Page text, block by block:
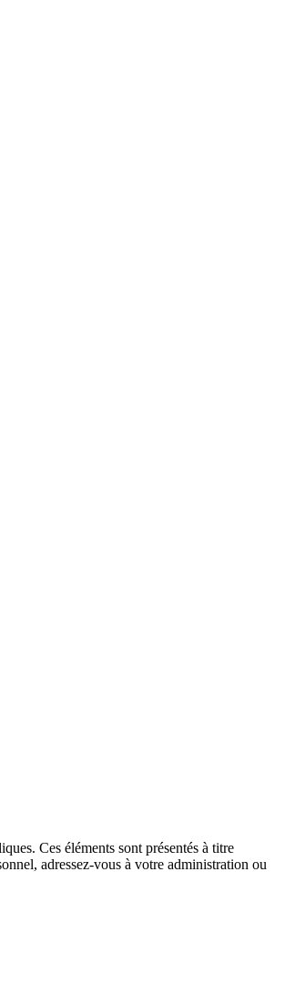
Ces éléments sont présentés à titre
adressez-vous à votre administration ou